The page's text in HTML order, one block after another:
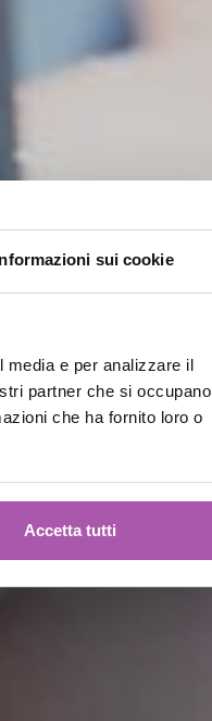
sui cookie
media e per analizzare il
partner che si occupano
che ha fornito loro o
Accetta tutti